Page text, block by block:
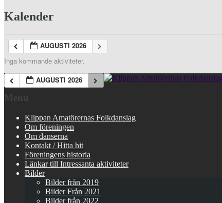
Kalender
AUGUSTI 2026
Inga kommande aktiviteter.
AUGUSTI 2026
Menu
Klippan Amatörernas Folkdanslag
Om föreningen
Om danserna
Kontakt / Hitta hit
Föreningens historia
Länkar till Intressanta aktiviteter
Bilder
Bilder från 2019
Bilder Från 2021
Bilder från 2022